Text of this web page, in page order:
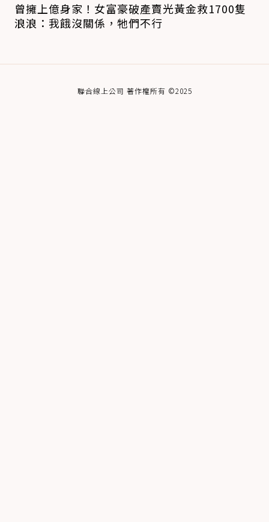
曾擁上億身家！女富豪破產賣光黃金救1700隻
浪浪：我餓沒關係，牠們不行
聯合線上公司 著作權所有 ©2025